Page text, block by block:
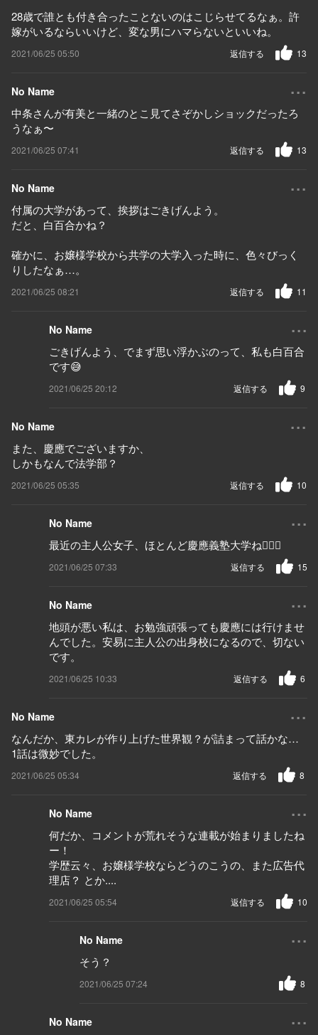
28歳で誰とも付き合ったことないのはこじらせてるなぁ。許
嫁がいるならいいけど、変な男にハマらないといいね。
2021/06/25 05:50 13
返信する
No Name ...
中条さんが有美と一緒のとこ見てさぞかしショックだったろ
うなぁ〜
2021/06/25 07:41 13
返信する
No Name ...
付属の大学があって、挨拶はごきげんよう。
だと、白百合かね？
確かに、お嬢様学校から共学の大学入った時に、色々びっく
りしたなぁ…。
2021/06/25 08:21 11
返信する
No Name ...
ごきげんよう、でまず思い浮かぶのって、私も白百合
です😅
2021/06/25 20:12 9
返信する
No Name ...
また、慶應でございますか、
しかもなんで法学部？
2021/06/25 05:35 10
返信する
No Name ...
最近の主人公女子、ほとんど慶應義塾大学ね🤦🏻‍♂️
2021/06/25 07:33 15
返信する
No Name ...
地頭が悪い私は、お勉強頑張っても慶應には行けませ
んでした。安易に主人公の出身校になるので、切ない
です。
2021/06/25 10:33 6
返信する
No Name ...
なんだか、東カレが作り上げた世界観？が詰まって話かな…
1話は微妙でした。
2021/06/25 05:34 8
返信する
No Name ...
何だか、コメントが荒れそうな連載が始まりましたね
ー！
学歴云々、お嬢様学校ならどうのこうの、また広告代
理店？ とか....
2021/06/25 05:54 10
返信する
No Name ...
そう？
2021/06/25 07:24 8
No Name ...